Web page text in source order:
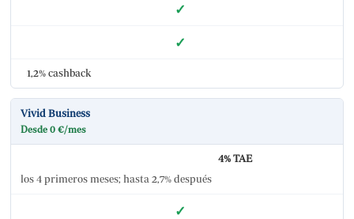
✓
✓
1,2% cashback
Vivid Business
Desde 0 €/mes
4% TAE
los 4 primeros meses; hasta 2,7% después
✓